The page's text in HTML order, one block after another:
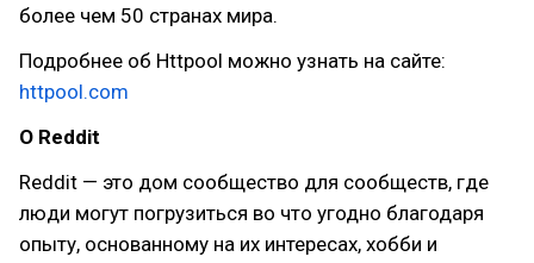
более чем 50 странах мира.
Подробнее об Httpool можно узнать на сайте:
httpool.com
О Reddit
Reddit — это дом сообщество для сообществ, где
люди могут погрузиться во что угодно благодаря
опыту, основанному на их интересах, хобби и